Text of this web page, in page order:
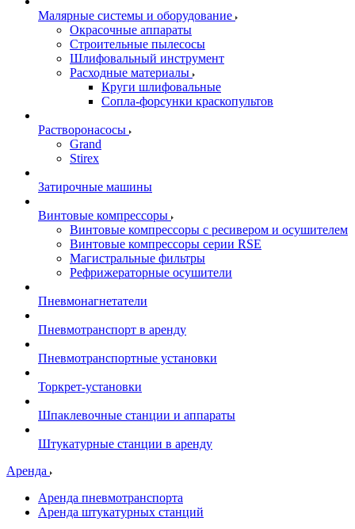
Малярные системы и оборудование
Окрасочные аппараты
Строительные пылесосы
Шлифовальный инструмент
Расходные материалы
Круги шлифовальные
Сопла-форсунки краскопультов
Растворонасосы
Grand
Stirex
Затирочные машины
Винтовые компрессоры
Винтовые компрессоры с ресивером и осушителем
Винтовые компрессоры серии RSE
Магистральные фильтры
Рефрижераторные осушители
Пневмонагнетатели
Пневмотранспорт в аренду
Пневмотранспортные установки
Торкрет-установки
Шпаклевочные станции и аппараты
Штукатурные станции в аренду
Аренда
Аренда пневмотранспорта
Аренда штукатурных станций